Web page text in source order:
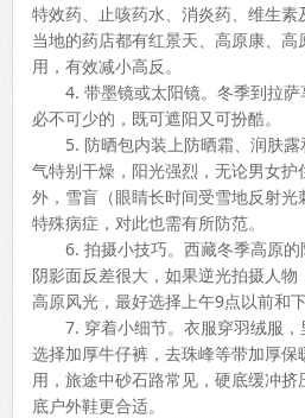
特效药、止咳药水、消炎药、维生
当地的药店都有红景天、高原康、
用，有效减小高反。
4. 带墨镜或太阳镜。冬季到拉萨
必不可少的，既可遮阳又可扮酷。
5. 防晒包内装上防晒霜、润肤露
气特别干燥，阳光强烈，无论男女
外，雪盲（眼睛长时间受雪地反射
特殊病症，对此也需有所防范。
6. 拍摄小技巧。西藏冬季高原的
阴影面反差很大，如果逆光拍摄人
高原风光，最好选择上午9点以前和
7. 穿着小细节。衣服穿羽绒服，
选择加厚牛仔裤，去珠峰等带加厚
用，旅途中砂石路常见，硬底缓冲
底户外鞋更合适。